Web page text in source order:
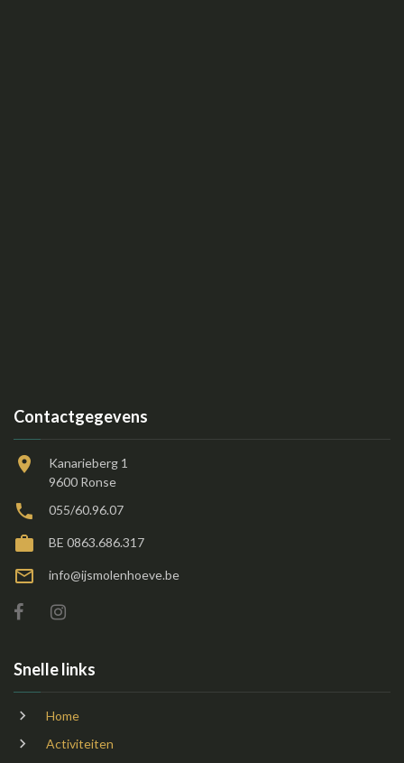
Contactgegevens
Kanarieberg 1
9600 Ronse
055/60.96.07
BE 0863.686.317
info@ijsmolenhoeve.be
Snelle links
Home
Activiteiten